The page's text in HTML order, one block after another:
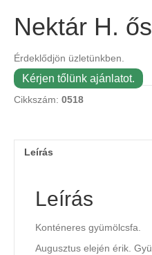
Nektár H.
Érdeklődjön üzletünkben.
Kérjen tőlünk ajánlatot.
Cikkszám: 0518
Leírás
Leírás
Konténeres gyümölcsfa.
Augusztus elején érik.